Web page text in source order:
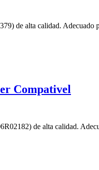
de alta calidad.
Compativel
de alta calidad.